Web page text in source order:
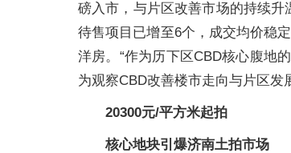
磅入市，与片区改善市场的持续
待售项目已增至6个，成交均价稳
洋房。“作为历下区CBD核心腹地
为观察CBD改善楼市走向与片区发
20300元/平方米起拍
核心地块引爆济南土拍市场